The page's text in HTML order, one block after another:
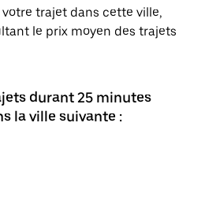
trajet dans cette ville,
le prix moyen des trajets
durant 25 minutes
la ville suivante :